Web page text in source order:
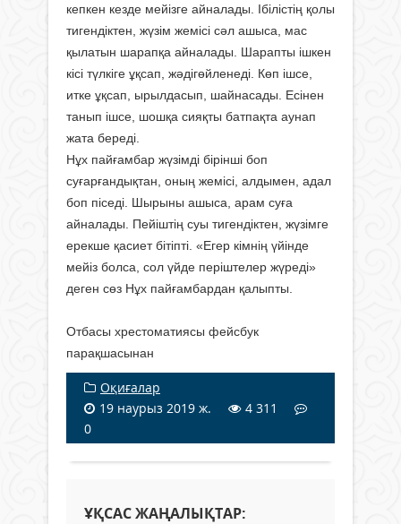
кепкен кезде мейізге айналады. Ібілістің қолы
тигендіктен, жүзім жемісі сәл ашыса, мас
қылатын шарапқа айналады. Шарапты ішкен
кісі түлкіге ұқсап, жәдігөйленеді. Көп ішсе,
итке ұқсап, ырылдасып, шайнасады. Есінен
танып ішсе, шошқа сияқты батпақта аунап
жата береді.
Нұх пайғамбар жүзімді бірінші боп
суғарғандықтан, оның жемісі, алдымен, адал
боп піседі. Шырыны ашыса, арам суға
айналады. Пейіштің суы тигендіктен, жүзімге
ерекше қасиет бітіпті. «Егер кімнің үйінде
мейіз болса, сол үйде періштелер жүреді»
деген сөз Нұх пайғамбардан қалыпты.
Отбасы хрестоматиясы фейсбук
парақшасынан
Оқиғалар
19 наурыз 2019 ж.
4 311
0
ҰҚСАС ЖАҢАЛЫҚТАР: